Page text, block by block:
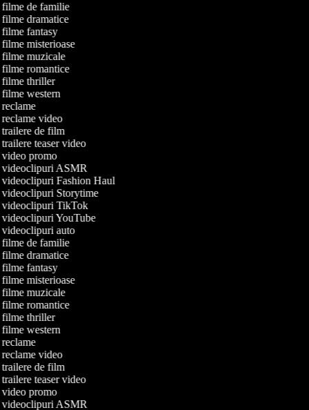
filme de familie
filme dramatice
filme fantasy
filme misterioase
filme muzicale
filme romantice
filme thriller
filme western
reclame
reclame video
trailere de film
trailere teaser video
video promo
videoclipuri ASMR
videoclipuri Fashion Haul
videoclipuri Storytime
videoclipuri TikTok
videoclipuri YouTube
videoclipuri auto
filme de familie
filme dramatice
filme fantasy
filme misterioase
filme muzicale
filme romantice
filme thriller
filme western
reclame
reclame video
trailere de film
trailere teaser video
video promo
videoclipuri ASMR